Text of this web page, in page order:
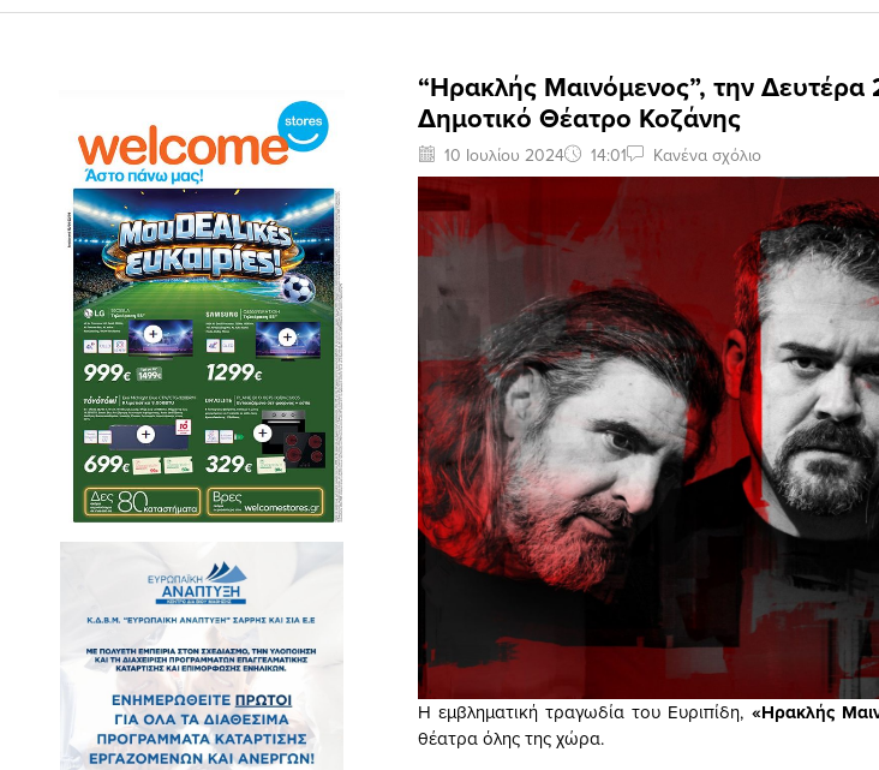
“Ηρακλής Μαινόμενος”, την Δευτέρα
Δημοτικό Θέατρο Κοζάνης
10 Ιουλίου 2024 14:01 Κανένα σχόλιο
Η εμβληματική τραγωδία του Ευριπίδη, «Ηρακλής
θέατρα όλης της χώρα.